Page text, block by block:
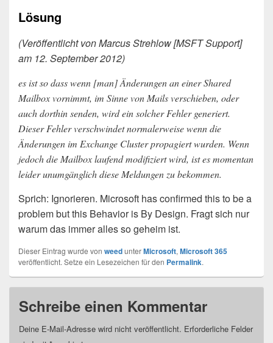
Lösung
(Veröffentlicht von Marcus Strehlow [MSFT Support]
am 12. September 2012)
es ist so dass wenn [man] Änderungen an einer Shared
Mailbox vornimmt, im Sinne von Mails verschieben, oder
auch dorthin senden, wird ein solcher Fehler generiert.
Dieser Fehler verschwindet normalerweise wenn die
Änderungen im Exchange Cluster propagiert wurden. Wenn
jedoch die Mailbox laufend modifiziert wird, ist es momentan
leider unumgänglich diese Meldungen zu bekommen.
Sprich: Ignorieren. Microsoft has confirmed this to be a
problem but this Behavior is By Design. Fragt sich nur
warum das immer alles so geheim ist.
Dieser Eintrag wurde von weedunterMicrosoft, Microsoft 365
veröffentlicht. Setze ein Lesezeichen für den Permalink.
Schreibe einen Kommentar
Deine E-Mail-Adresse wird nicht veröffentlicht. Erforderliche Felder